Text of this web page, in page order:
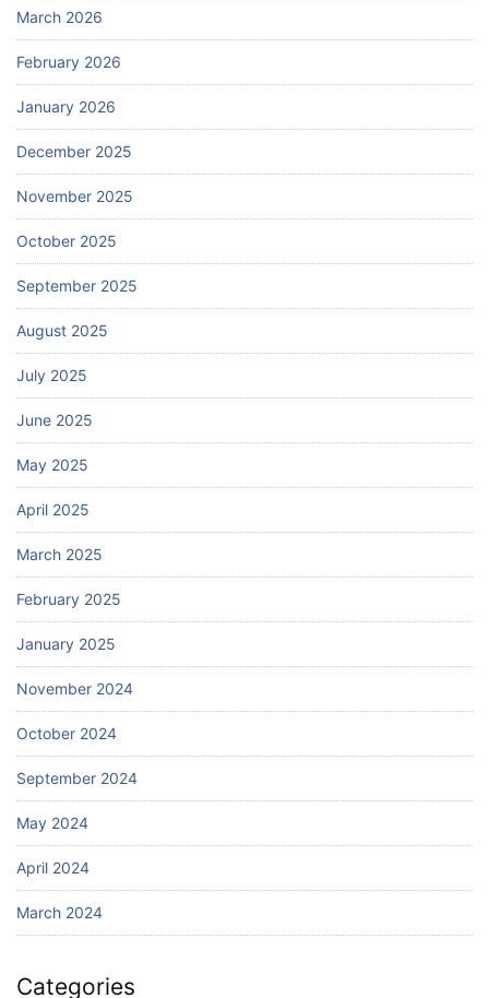
March 2026
February 2026
January 2026
December 2025
November 2025
October 2025
September 2025
August 2025
July 2025
June 2025
May 2025
April 2025
March 2025
February 2025
January 2025
November 2024
October 2024
September 2024
May 2024
April 2024
March 2024
Categories